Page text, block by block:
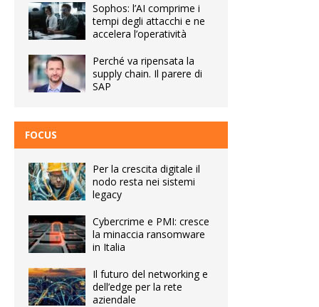
Sophos: l’AI comprime i
tempi degli attacchi e ne
accelera l’operatività
Perché va ripensata la
supply chain. Il parere di
SAP
FOCUS
Per la crescita digitale il
nodo resta nei sistemi
legacy
Cybercrime e PMI: cresce
la minaccia ransomware
in Italia
Il futuro del networking e
dell’edge per la rete
aziendale